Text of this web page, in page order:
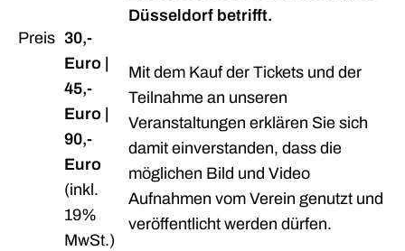
Preis 30,-
Euro |
45,-
Euro |
90,-
Euro
(inkl.
19%
MwSt.)
Düsseldorf betrifft.
Mit dem Kauf der Tickets und der
Teilnahme an unseren
Veranstaltungen erklären Sie sich
damit einverstanden, dass die
möglichen Bild und Video
Aufnahmen vom Verein genutzt und
veröffentlicht werden dürfen.